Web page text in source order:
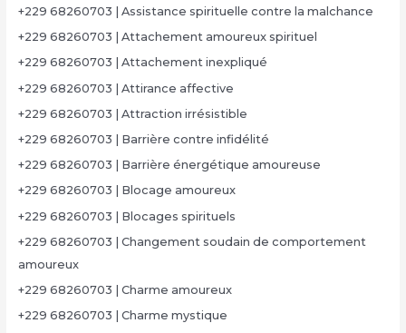
+229 68260703 | Assistance spirituelle contre la malchance
+229 68260703 | Attachement amoureux spirituel
+229 68260703 | Attachement inexpliqué
+229 68260703 | Attirance affective
+229 68260703 | Attraction irrésistible
+229 68260703 | Barrière contre infidélité
+229 68260703 | Barrière énergétique amoureuse
+229 68260703 | Blocage amoureux
+229 68260703 | Blocages spirituels
+229 68260703 | Changement soudain de comportement
amoureux
+229 68260703 | Charme amoureux
+229 68260703 | Charme mystique